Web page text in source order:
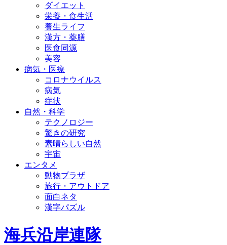
ダイエット
栄養・食生活
養生ライフ
漢方・薬膳
医食同源
美容
病気・医療
コロナウイルス
病気
症状
自然・科学
テクノロジー
驚きの研究
素晴らしい自然
宇宙
エンタメ
動物プラザ
旅行・アウトドア
面白ネタ
漢字パズル
海兵沿岸連隊